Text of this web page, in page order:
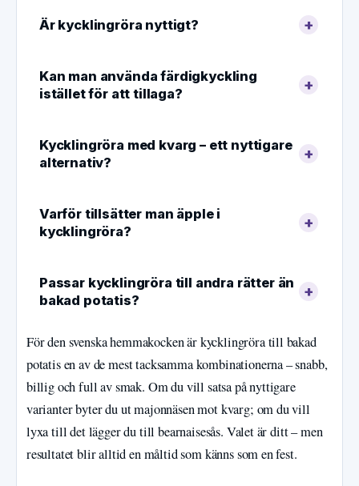
Är kycklingröra nyttigt?
Kan man använda färdigkyckling
istället för att tillaga?
Kycklingröra med kvarg – ett nyttigare
alternativ?
Varför tillsätter man äpple i
kycklingröra?
Passar kycklingröra till andra rätter än
bakad potatis?
För den svenska hemmakocken är kycklingröra till bakad
potatis en av de mest tacksamma kombinationerna – snabb,
billig och full av smak. Om du vill satsa på nyttigare
varianter byter du ut majonnäsen mot kvarg; om du vill
lyxa till det lägger du till bearnaisesås. Valet är ditt – men
resultatet blir alltid en måltid som känns som en fest.